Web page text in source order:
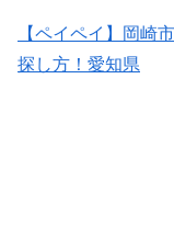
【ペイペイ】岡崎
探し方！愛知県